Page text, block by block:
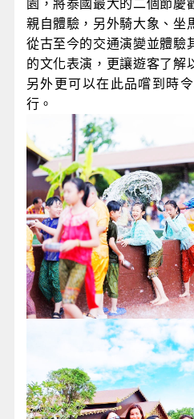
園，將泰國最大的二個節慶
親自體驗，另外騎大象、坐
從古至今的交通演變並體驗
的文化表演，更讓遊客了解
另外更可以在此品嚐到時
行。